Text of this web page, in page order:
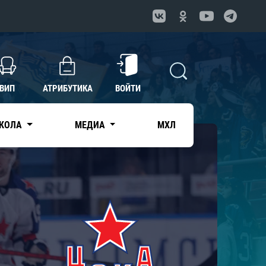
ВИП АТРИБУТИКА ВОЙТИ
МЕДИА МХЛ